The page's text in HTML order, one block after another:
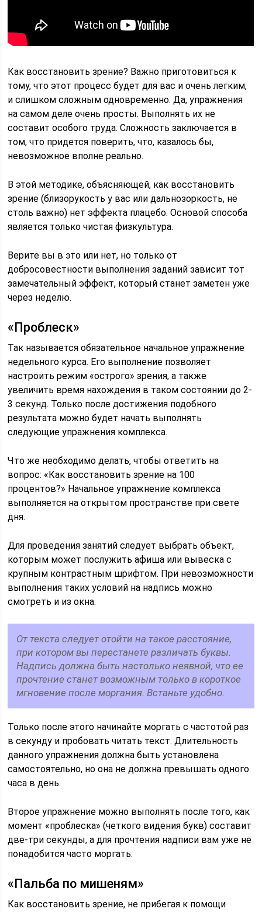
Как восстановить зрение? Важно приготовиться к
тому, что этот процесс будет для вас и очень легким,
и слишком сложным одновременно. Да, упражнения
на самом деле очень просты. Выполнять их не
составит особого труда. Сложность заключается в
том, что придется поверить, что, казалось бы,
невозможное вполне реально.
В этой методике, объясняющей, как восстановить
зрение (близорукость у вас или дальнозоркость, не
столь важно) нет эффекта плацебо. Основой способа
является только чистая физкультура.
Верите вы в это или нет, но только от
добросовестности выполнения заданий зависит тот
замечательный эффект, который станет заметен уже
через неделю.
«Проблеск»
Так называется обязательное начальное упражнение
недельного курса. Его выполнение позволяет
настроить режим «острого» зрения, а также
увеличить время нахождения в таком состоянии до 2-
3 секунд. Только после достижения подобного
результата можно будет начать выполнять
следующие упражнения комплекса.
Что же необходимо делать, чтобы ответить на
вопрос: «Как восстановить зрение на 100
процентов?» Начальное упражнение комплекса
выполняется на открытом пространстве при свете
дня.
Для проведения занятий следует выбрать объект,
которым может послужить афиша или вывеска с
крупным контрастным шрифтом. При невозможности
выполнения таких условий на надпись можно
смотреть и из окна.
От текста следует отойти на такое расстояние,
при котором вы перестанете различать буквы.
Надпись должна быть настолько неявной, что ее
прочтение станет возможным только в короткое
мгновение после моргания. Встаньте удобно.
Только после этого начинайте моргать с частотой раз
в секунду и пробовать читать текст. Длительность
данного упражнения должна быть установлена
самостоятельно, но она не должна превышать одного
часа в день.
Второе упражнение можно выполнять после того, как
момент «проблеска» (четкого видения букв) составит
две-три секунды, а для прочтения надписи вам уже не
понадобится часто моргать.
«Пальба по мишеням»
Как восстановить зрение, не прибегая к помощи